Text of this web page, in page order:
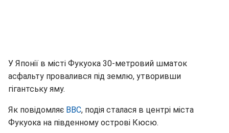
У Японії в місті Фукуока 30-метровий шматок
асфальту провалився під землю, утворивши
гігантську яму.
Як повідомляє BBC, подія сталася в центрі міста
Фукуока на південному острові Кюсю.